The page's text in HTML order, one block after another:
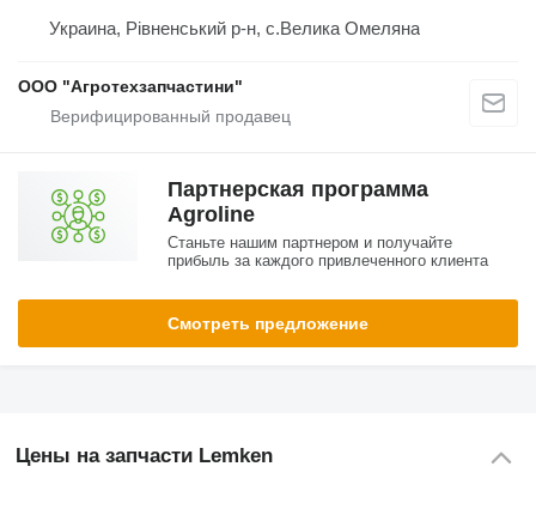
Украина, Рівненський р-н, с.Велика Омеляна
ООО "Агротехзапчастини"
Партнерская программа
Agroline
Станьте нашим партнером и получайте
прибыль за каждого привлеченного клиента
Смотреть предложение
Цены на запчасти Lemken